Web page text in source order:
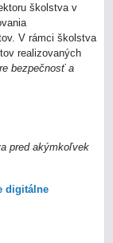
školstva v
V rámci školstva
realizovaných
bezpečnosť a
pred akýmkoľvek
digitálne